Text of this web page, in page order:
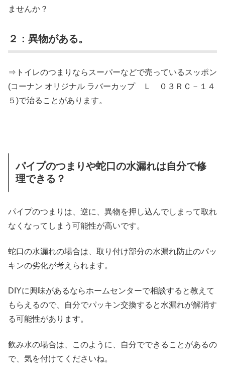
ませんか？
２：異物がある。
⇒トイレのつまりならスーパーなどで売っているスッポン
(コーナン オリジナル ラバーカップ Ｌ ０３ＲＣ－１４
５)で治ることがあります。
パイプのつまりや蛇口の水漏れは自分で修
理できる？
パイプのつまりは、逆に、異物を押し込んでしまって取れ
なくなってしまう可能性が高いです。
蛇口の水漏れの場合は、取り付け部分の水漏れ防止のパッ
キンの劣化が考えられます。
DIYに興味があるならホームセンターで相談すると教えて
もらえるので、自分でパッキン交換すると水漏れが解消す
る可能性があります。
飲み水の場合は、このように、自分でできることがあるの
で、気を付けてくださいね。